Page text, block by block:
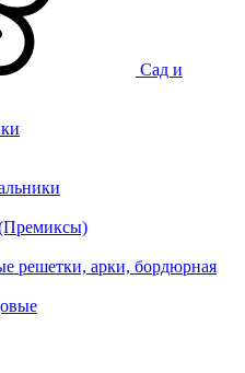
Сад и
решетки, арки, бордюрная